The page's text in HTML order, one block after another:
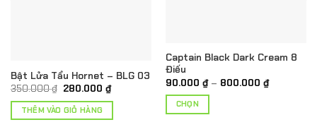
Bật Lửa Tẩu Hornet – BLG 03
350.000₫ Giá
là:
350.000 ₫.
280.000 ₫Giá
hiện
tại
THÊM VÀO GIỎ HÀNG
Captain Black Dark Cream 8
Điếu
90.000 ₫ – 800.000 ₫Khoảng
giá:
CHỌN